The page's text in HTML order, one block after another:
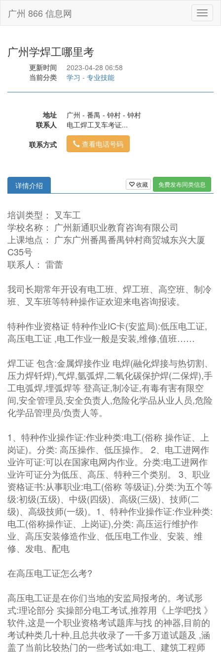
广州 866 信息网
广州学焊工哪里考
更新时间
2023-04-28 06:58
当前分类
学习 - 专业技能
地址
广州 - 番禺 - 钟村 - 钟村
联系人
电工焊工叉车考证...
联系方式
查看电话号码
收藏 免费发布同类信息
详情介绍
培训类型： 叉车工
学校名称： 广州新通职业教育咨询有限公司
上课地点： 广东广州番禺番禺钟村商贸城东兴大厦
C35号
联系人： 雷蕾
我司长期常年开设有电工班、焊工班、高空班、制冷
班、叉车班等特种操作证欢迎来电咨询报读。
特种作业资格证 特种作业IC卡(安监局):低压电工证,
高压电工证 ,电工作业一般是安装,维修,值班……
焊工证 包含:金属焊接作业 电焊(融化焊接与热切割、
压力焊钎焊),气焊,氩弧焊,二氧化碳保护焊(二保焊),手
工电弧焊,埋弧焊等 登高证,制冷证,有毒有害有限空
间,安全管理员,安全负责人,危险化学品从业人员,危险
化学品管理员/负责人等。
1、特种作业操作证:作业种类:电工(俗称 操作证、上
岗证)。分类: 高压操作、低压操作。 2、电工进网作
业许可证:可以在国家电网内作业。分类:电工进网作
业许可证分为低压、高压、特种三个类别。 3、职业
资格证书:从事职业:电工(俗称 等级证),分类:为五个等
级:初级(五级)、中级(四级)、高级(三级)、技师(二
级)、高级技师(一级)。1、特种作业操作证:作业种类:
电工(俗称操作证、上岗证),分类: 高压运行维护作
业、高压安装修造作业、低压电工作业、安装、维
修、发电、配电
在高压电工证怎么考?
高压电工证是在你们当地的安监局报考的。考试形
式:理论部分 实操部分电工考试,推荐用《上学吧找 》
软件,这是一个职业资格考试题库与找 的神器,目前的
考试种类几十种,且总共收录了一千多万道试题及 ,涵
盖了当前比较热门的一些考试如:电工、建筑工程师